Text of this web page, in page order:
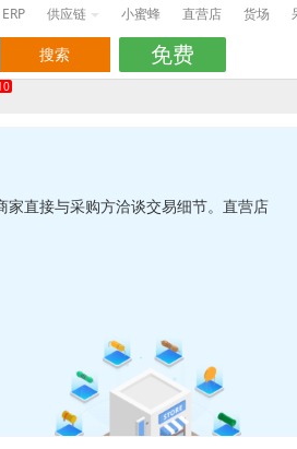
ERP 供应链 小蜜蜂 直营店 货场
直接与采购方洽谈交易细节。直营店